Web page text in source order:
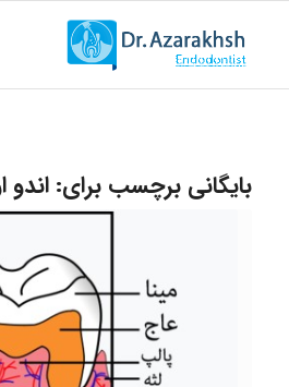
بایگانی برچسب برای: اندو